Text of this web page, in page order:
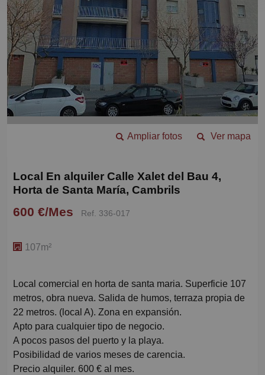
Ver mapa
Ampliar fotos
Local En alquiler Calle Xalet del Bau 4,
Horta de Santa María, Cambrils
600 €/Mes Ref. 336-017
107m²
Local comercial en horta de santa maria. Superficie 107
metros, obra nueva. Salida de humos, terraza propia de
22 metros. (local A). Zona en expansión.
Apto para cualquier tipo de negocio.
A pocos pasos del puerto y la playa.
Posibilidad de varios meses de carencia.
Precio alquiler. 600 € al mes.